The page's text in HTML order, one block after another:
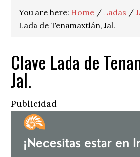
You are here: Home / Ladas /
Lada de Tenamaxtlán, Jal.
Clave Lada de
Jal.
Publicidad